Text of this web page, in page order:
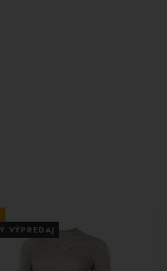
VÝPREDAJ